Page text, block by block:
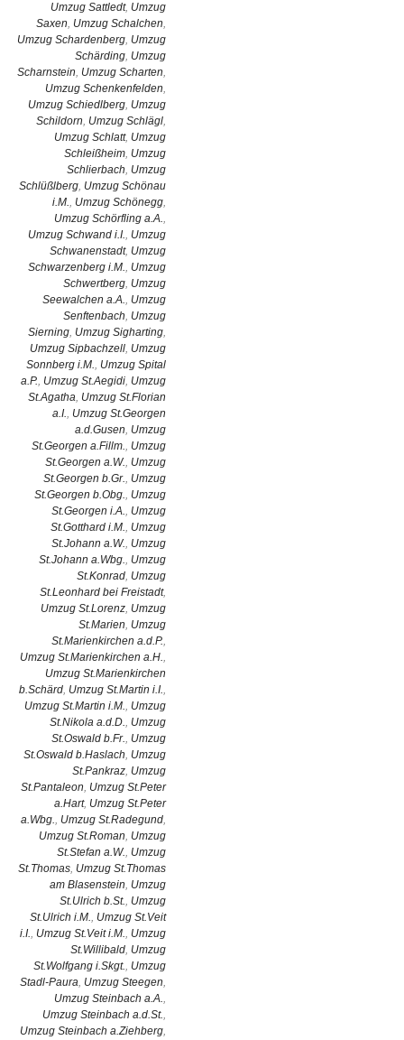
Umzug Sattledt, Umzug
Saxen, Umzug Schalchen,
Umzug Schardenberg, Umzug
Schärding, Umzug
Scharnstein, Umzug Scharten,
Umzug Schenkenfelden,
Umzug Schiedlberg, Umzug
Schildorn, Umzug Schlägl,
Umzug Schlatt, Umzug
Schleißheim, Umzug
Schlierbach, Umzug
Schlüßlberg, Umzug Schönau
i.M., Umzug Schönegg,
Umzug Schörfling a.A.,
Umzug Schwand i.I., Umzug
Schwanenstadt, Umzug
Schwarzenberg i.M., Umzug
Schwertberg, Umzug
Seewalchen a.A., Umzug
Senftenbach, Umzug
Sierning, Umzug Sigharting,
Umzug Sipbachzell, Umzug
Sonnberg i.M., Umzug Spital
a.P., Umzug St.Aegidi, Umzug
St.Agatha, Umzug St.Florian
a.I., Umzug St.Georgen
a.d.Gusen, Umzug
St.Georgen a.Fillm., Umzug
St.Georgen a.W., Umzug
St.Georgen b.Gr., Umzug
St.Georgen b.Obg., Umzug
St.Georgen i.A., Umzug
St.Gotthard i.M., Umzug
St.Johann a.W., Umzug
St.Johann a.Wbg., Umzug
St.Konrad, Umzug
St.Leonhard bei Freistadt,
Umzug St.Lorenz, Umzug
St.Marien, Umzug
St.Marienkirchen a.d.P.,
Umzug St.Marienkirchen a.H.,
Umzug St.Marienkirchen
b.Schärd, Umzug St.Martin i.I.,
Umzug St.Martin i.M., Umzug
St.Nikola a.d.D., Umzug
St.Oswald b.Fr., Umzug
St.Oswald b.Haslach, Umzug
St.Pankraz, Umzug
St.Pantaleon, Umzug St.Peter
a.Hart, Umzug St.Peter
a.Wbg., Umzug St.Radegund,
Umzug St.Roman, Umzug
St.Stefan a.W., Umzug
St.Thomas, Umzug St.Thomas
am Blasenstein, Umzug
St.Ulrich b.St., Umzug
St.Ulrich i.M., Umzug St.Veit
i.I., Umzug St.Veit i.M., Umzug
St.Willibald, Umzug
St.Wolfgang i.Skgt., Umzug
Stadl-Paura, Umzug Steegen,
Umzug Steinbach a.A.,
Umzug Steinbach a.d.St.,
Umzug Steinbach a.Ziehberg,